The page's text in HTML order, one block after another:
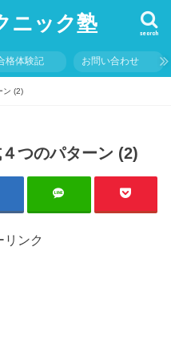
ニック塾 search
格体験記 お問い合わせ
ン (2)
つのパターン (2)
リンク